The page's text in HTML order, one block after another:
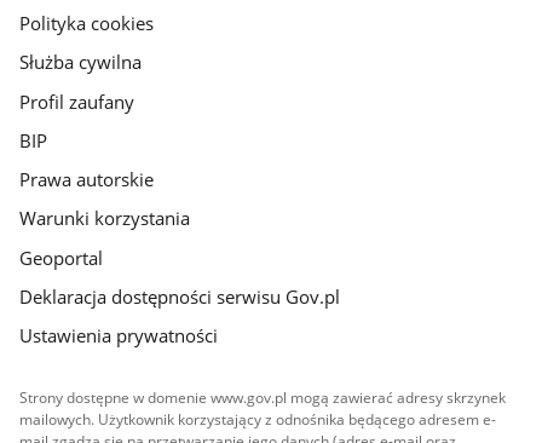
gov.pl
Polityka cookies
Służba cywilna
Profil zaufany
BIP
Prawa autorskie
Warunki korzystania
Geoportal
Deklaracja dostępności serwisu Gov.pl
Ustawienia prywatności
Strony dostępne w domenie www.gov.pl mogą zawierać adresy skrzynek
mailowych. Użytkownik korzystający z odnośnika będącego adresem e-